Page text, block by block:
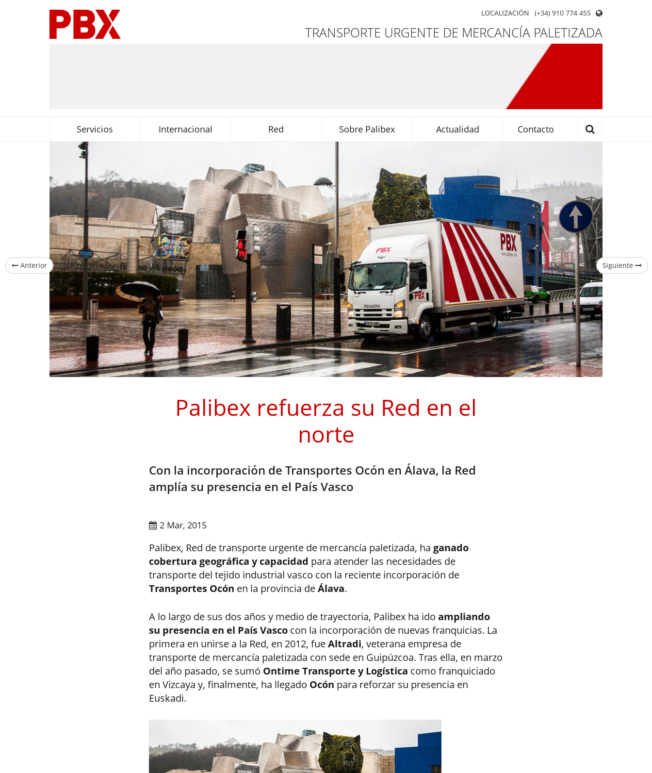
LOCALIZACIÓN (+34) 910 774 455
TRANSPORTE URGENTE DE MERCANCÍA PALETIZADA
Servicios Internacional Red Sobre Palibex Actualidad Contacto
Palibex refuerza su Red en el
norte
Con la incorporación de Transportes Ocón en Álava, la Red
amplía su presencia en el País Vasco
2 Mar, 2015
Palibex, Red de transporte urgente de mercancía paletizada, ha ganado
cobertura geográfica y capacidad para atender las necesidades de
transporte del tejido industrial vasco con la reciente incorporación de
Transportes Ocón en la provincia deÁlava.
A lo largo de sus dos años y medio de trayectoria, Palibex ha ido ampliando
su presencia en el País Vasco con la incorporación de nuevas franquicias. La
primera en unirse a la Red, en 2012, fueAltradi, veterana empresa de
transporte de mercancía paletizada con sede en Guipúzcoa. Tras ella, en marzo
del año pasado, se sumó Ontime Transporte y Logística como franquiciado
en Vizcaya y, finalmente, ha llegado Ocón para reforzar su presencia en
Euskadi.
Anterior Siguiente